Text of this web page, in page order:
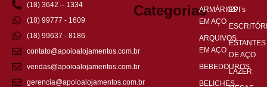
(18) 3642 – 1334
(18) 99777 - 1609
(18) 99637 - 8186
contato@apoioalojamentos.com.br
vendas@apoioalojamentos.com.br
gerencia@apoioalojamentos.com.br
CategoriasARMÁRIOS
EM AÇO
ARQUIVOS
EM AÇO
BEBEDOUROS
BELICHES
EPI’s
ESTANTES
DE AÇO
LAZER